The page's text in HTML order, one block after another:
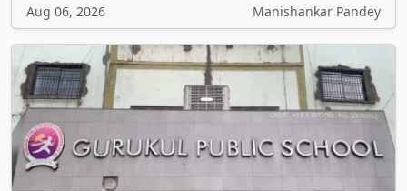
Aug 06, 2026 Manishankar Pandey